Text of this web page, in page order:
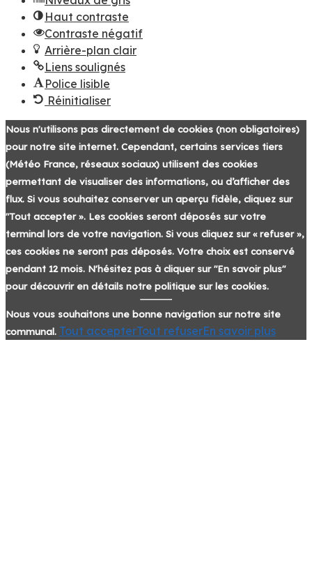
Haut contraste
Contraste négatif
Arrière-plan clair
Liens soulignés
Police lisible
Réinitialiser
Nous n'utilisons pas directement de cookies (non obligatoires)
pour notre site internet. Cependant, certains services tiers
(Météo France, réseaux sociaux) utilisent des cookies
permettant de visualiser des informations, ou d’afficher des
flux. Si vous souhaitez conserver un aperçu fidèle, cliquez sur
"Tout accepter ». Les cookies seront déposés sur votre
terminal lors de votre navigation. Si vous cliquez sur « refuser »,
ces cookies ne seront pas déposés. Votre choix est conservé
pendant 12 mois. N'hésitez pas à cliquer sur "En savoir plus"
pour découvrir en détails notre politique sur les cookies.
Nous vous souhaitons une bonne navigation sur notre site
communal. Tout accepterTout refuserEn savoir plus